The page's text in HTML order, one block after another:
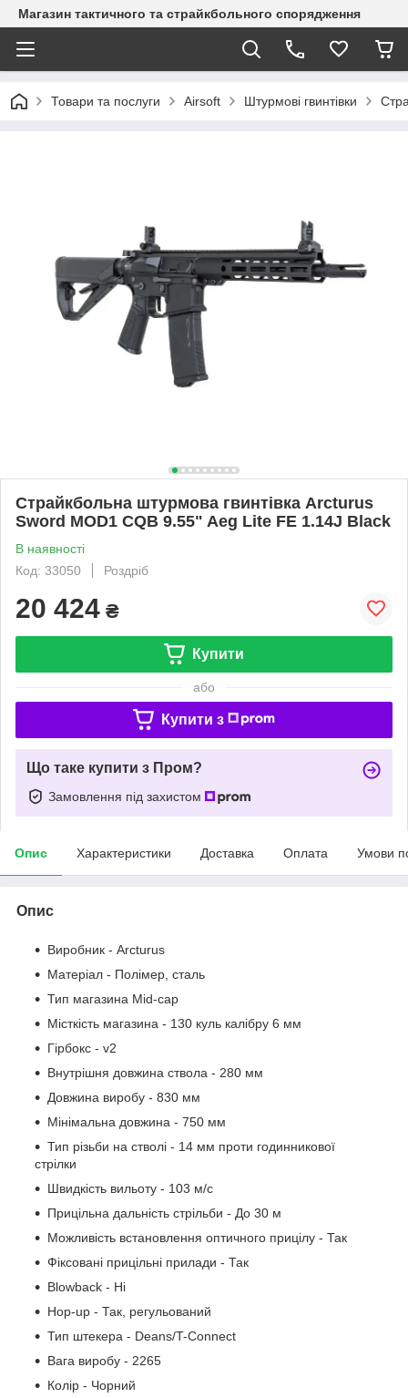
Магазин тактичного та страйкбольного спорядження
Товари та послуги Airsoft Штурмові гвинтівки
Страйкбольна штурмова гвинтівка Arcturus
Sword MOD1 CQB 9.55" Aeg Lite FE 1.14J Black
В наявності
Код: 33050
Роздріб
20 424 ₴
Купити
або
Купити з
Що таке купити з Пром?
Замовлення під захистом
Опис Характеристики Доставка Оплата Умови
Опис
Виробник - Arcturus
Матеріал - Полімер, сталь
Тип магазина Mid-cap
Місткість магазина - 130 куль калібру 6 мм
Гірбокс - v2
Внутрішня довжина ствола - 280 мм
Довжина виробу - 830 мм
Мінімальна довжина - 750 мм
Тип різьби на стволі - 14 мм проти годинникової
стрілки
Швидкість вильоту - 103 м/с
Прицільна дальність стрільби - До 30 м
Можливість встановлення оптичного прицілу - Так
Фіксовані прицільні прилади - Так
Blowback - Ні
Hop-up - Так, регульований
Тип штекера - Deans/T-Connect
Вага виробу - 2265
Колір - Чорний